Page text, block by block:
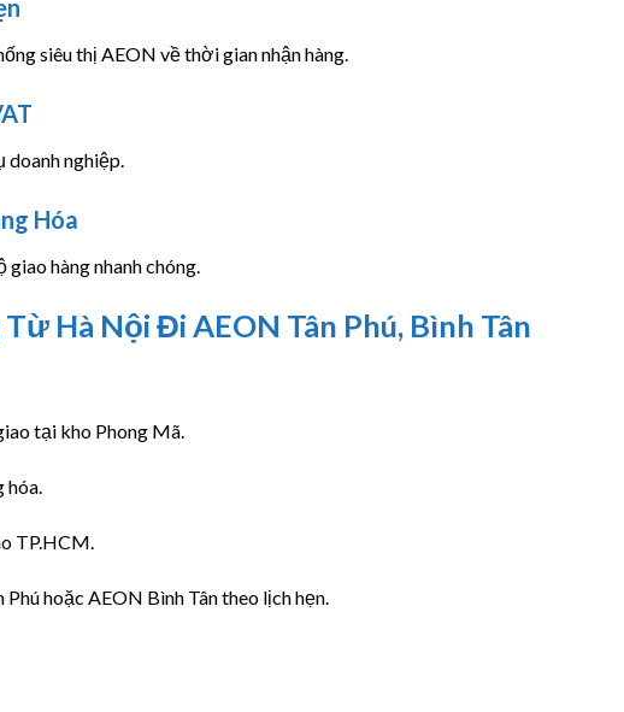
siêu thị AEON về thời gian nhận hàng.
doanh nghiệp.
Hóa
hàng nhanh chóng.
Hà Nội Đi AEON Tân Phú, Bình Tân
tại kho Phong Mã.
hóa.
TP.HCM.
hoặc AEON Bình Tân theo lịch hẹn.